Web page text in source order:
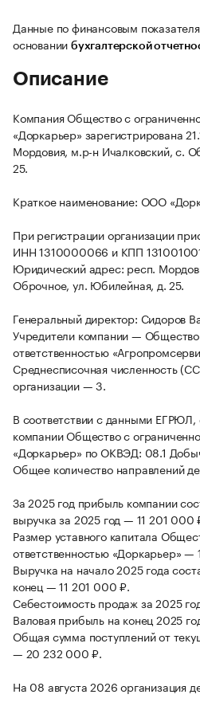
Данные по финансовым
основании бухгалтерской
Описание
Компания Общество с
«Доркарьер» зарегистрирована
Мордовия, м.р-н Ичалковский, с.
25.
Краткое наименование: ООО
При регистрации организации
ИНН 1310000066 и КПП
Юридический адрес: респ.
Оброчное, ул. Юбилейная, д. 25.
Генеральный директор: Сидоров
Учредители компании —
ответственностью
Среднесписочная численность
организации — 3.
В соответствии с данными ЕГРЮЛ,
компании Общество с
«Доркарьер» по ОКВЭД: 08.1
Общее количество направлений
За 2025 год прибыль компании
выручка за 2025 год — 11 201 000
Размер уставного капитала
ответственностью «Доркарьер»
Выручка на начало 2025 года
конец — 11 201 000 ₽.
Себестоимость продаж за 2025
Валовая прибыль на конец 2025
Общая сумма поступлений от
— 20 232 000 ₽.
На 08 августа 2026 организация